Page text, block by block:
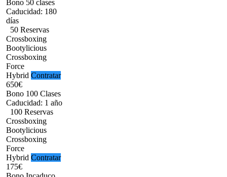
Bono 50 clases
Caducidad: 180
días
50 Reservas
Crossboxing
Bootylicious
Crossboxing
Force
Hybrid Contratar
650€
Bono 100 Clases
Caducidad: 1 año
100 Reservas
Crossboxing
Bootylicious
Crossboxing
Force
Hybrid Contratar
175€